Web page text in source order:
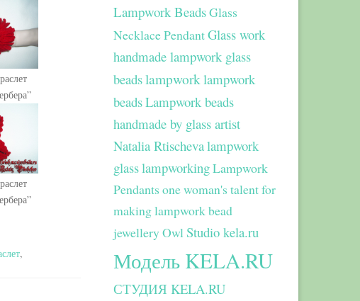
,
Lampwork BeadsGlass
Necklace PendantGlass work
handmade lampwork glass
beadslampworklampwork
beadsLampwork beads
handmade by glass artist
Natalia Rtischevalampwork
glasslampworkingLampwork
Pendants one woman's talent for
making lampwork bead
jewelleryOwlStudio kela.ru
Модель KELA.RU
СТУДИЯ KELA.RU